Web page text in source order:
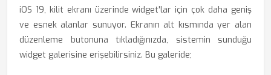
iOS 19, kilit ekranı üzerinde widget'lar için çok daha geniş
ve esnek alanlar sunuyor. Ekranın alt kısmında yer alan
düzenleme butonuna tıkladığınızda, sistemin sunduğu
widget galerisine erişebilirsiniz. Bu galeride;